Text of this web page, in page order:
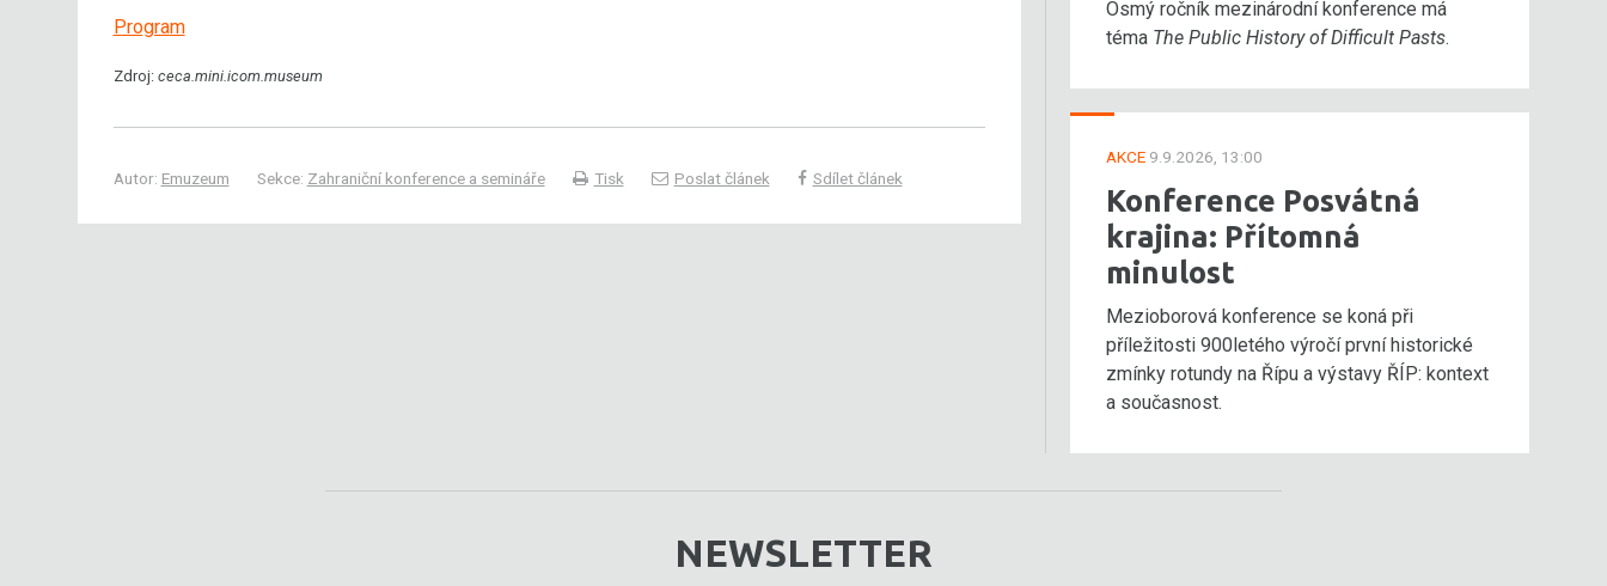
Program
Zdroj: ceca.mini.icom.museum
Autor: Emuzeum Sekce: Zahraniční konference a semináře Tisk Poslat článek Sdílet článek
Osmý ročník mezinárodní konference má
téma The Public History of Difficult Pasts.
AKCE 9.9.2026, 13:00
Konference Posvátná
krajina: Přítomná
minulost
Mezioborová konference se koná při
příležitosti 900letého výročí první historické
zmínky rotundy na Řípu a výstavy ŘÍP: kontext
a současnost.
NEWSLETTER